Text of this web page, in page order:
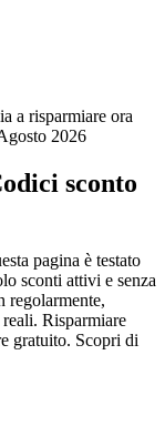
a risparmiare ora
2026
sconto
pagina è testato
sconti attivi e senza
regolarmente,
Risparmiare
gratuito. Scopri di